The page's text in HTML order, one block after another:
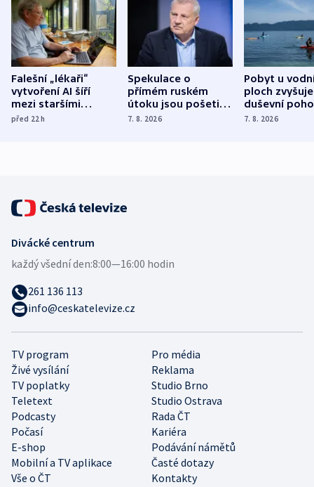
Falešní „lékaři“
vytvoření AI šíří
mezi staršími
Poláky nebezpečné
před 22h
Spekulace o
přímém ruském
útoku jsou pošetilé,
míní estonský
7. 8. 2026
Pobyt u
ploch zvyšuje
duševní
ukázala
7. 8. 2026
TV program
Pro média
Živé vysílání
Reklama
TV poplatky
Studio Brno
Teletext
Studio Ostrava
Podcasty
Rada ČT
Počasí
Kariéra
E-shop
Podávání námětů
Mobilní a TV aplikace
Časté dotazy
Vše o ČT
Kontakty
Divácké centrum
každý všední den:8:00—16:00 hodin
261 136 113
info@ceskatelevize.cz